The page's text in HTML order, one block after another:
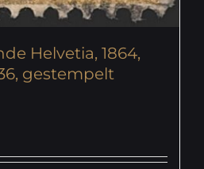
Helvetia, 1864,
gestempelt